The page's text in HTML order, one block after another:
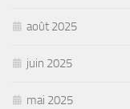
août 2025
juin 2025
mai 2025